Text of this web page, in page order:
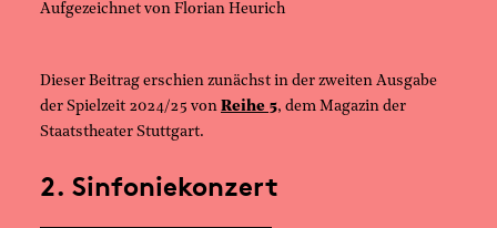
Aufgezeichnet von Florian Heurich
Dieser Beitrag erschien zunächst in der zweiten Ausgabe
der Spielzeit 2024/25 von Reihe 5, dem Magazin der
Staatstheater Stuttgart.
2. Sinfoniekonzert